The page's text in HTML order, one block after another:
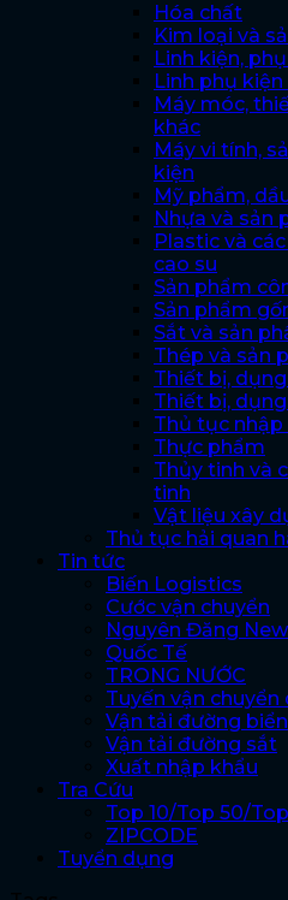
Hóa chất
Kim loại và
Linh kiện,
Linh phụ
Máy móc,
khác
Máy vi tính,
kiện
Mỹ phẩm,
Nhựa và sản
Plastic và
cao su
Sản phẩm
Sản phẩm
Sắt và sản
Thép và sản
Thiết bị,
Thiết bị,
Thủ tục
Thực phẩm
Thủy tinh và
tinh
Vật liệu xây
Thủ tục hải quan
Tin tức
Biến Logistics
Cước vận chuyển
Nguyên Đăng
Quốc Tế
TRONG NƯỚC
Tuyến vận chuyển
Vận tải đường biển
Vận tải đường sắt
Xuất nhập khẩu
Tra Cứu
Top 10/Top 50/
ZIPCODE
Tuyển dụng